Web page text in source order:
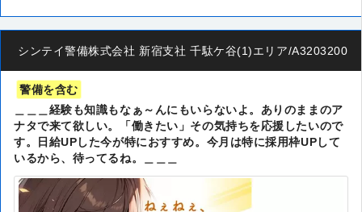
シンテイ警備株式会社 新宿支社 千駄ケ谷(1)エリア/
警備を含む
＿＿＿経験も知識もなぁ～んにもいらないよ。ありのままのア
ナタで来て欲しい。「働きたい」その気持ちを応援したいので
す。日給UPした今が特におすすめ。今月は特に採用枠UPして
いるから、待ってるね。＿＿＿